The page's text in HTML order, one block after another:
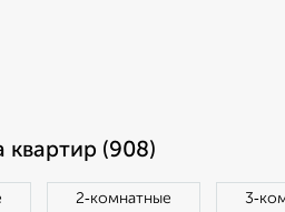
(908)
2‑комнатные